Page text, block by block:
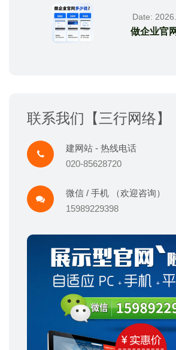
Date:
做企业官
联系我们【三行网络】
建网站 - 热线电话
020-85628720
微信 / 手机 （欢迎咨询）
15989229398